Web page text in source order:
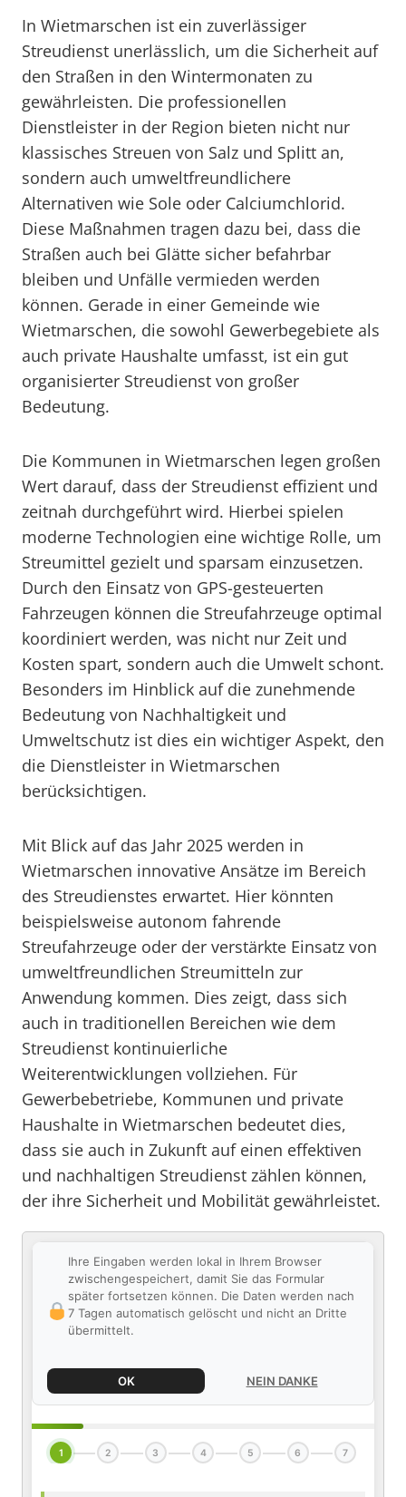
In Wietmarschen ist ein zuverlässiger
Streudienst unerlässlich, um die Sicherheit auf
den Straßen in den Wintermonaten zu
gewährleisten. Die professionellen
Dienstleister in der Region bieten nicht nur
klassisches Streuen von Salz und Splitt an,
sondern auch umweltfreundlichere
Alternativen wie Sole oder Calciumchlorid.
Diese Maßnahmen tragen dazu bei, dass die
Straßen auch bei Glätte sicher befahrbar
bleiben und Unfälle vermieden werden
können. Gerade in einer Gemeinde wie
Wietmarschen, die sowohl Gewerbegebiete als
auch private Haushalte umfasst, ist ein gut
organisierter Streudienst von großer
Bedeutung.
Die Kommunen in Wietmarschen legen großen
Wert darauf, dass der Streudienst effizient und
zeitnah durchgeführt wird. Hierbei spielen
moderne Technologien eine wichtige Rolle, um
Streumittel gezielt und sparsam einzusetzen.
Durch den Einsatz von GPS-gesteuerten
Fahrzeugen können die Streufahrzeuge optimal
koordiniert werden, was nicht nur Zeit und
Kosten spart, sondern auch die Umwelt schont.
Besonders im Hinblick auf die zunehmende
Bedeutung von Nachhaltigkeit und
Umweltschutz ist dies ein wichtiger Aspekt, den
die Dienstleister in Wietmarschen
berücksichtigen.
Mit Blick auf das Jahr 2025 werden in
Wietmarschen innovative Ansätze im Bereich
des Streudienstes erwartet. Hier könnten
beispielsweise autonom fahrende
Streufahrzeuge oder der verstärkte Einsatz von
umweltfreundlichen Streumitteln zur
Anwendung kommen. Dies zeigt, dass sich
auch in traditionellen Bereichen wie dem
Streudienst kontinuierliche
Weiterentwicklungen vollziehen. Für
Gewerbebetriebe, Kommunen und private
Haushalte in Wietmarschen bedeutet dies,
dass sie auch in Zukunft auf einen effektiven
und nachhaltigen Streudienst zählen können,
der ihre Sicherheit und Mobilität gewährleistet.
Ihre Eingaben werden lokal in Ihrem Browser
zwischengespeichert, damit Sie das Formular
später fortsetzen können. Die Daten werden nach
7 Tagen automatisch gelöscht und nicht an Dritte
übermittelt.
OK NEIN DANKE
1 2 3 4 5 6 7